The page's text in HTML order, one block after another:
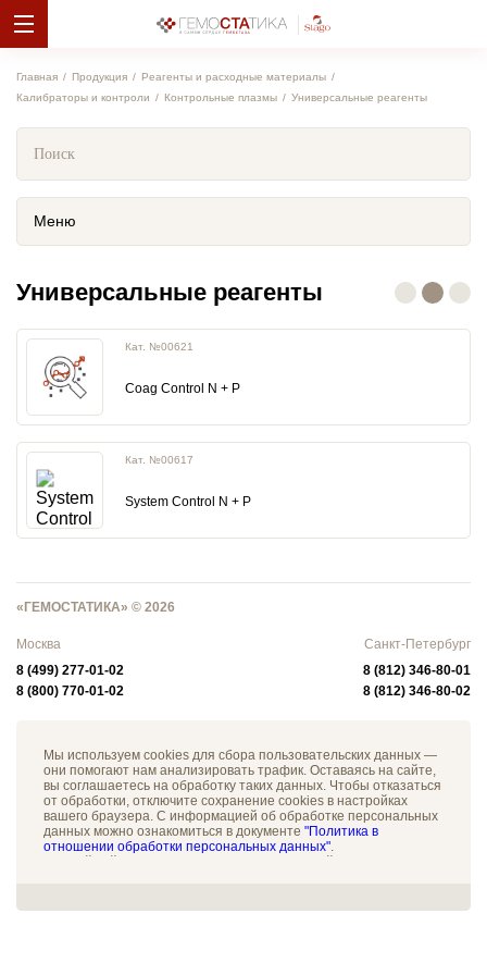
Главная Продукция
Реагенты и расходные материалы
Калибраторы и контроли
Контрольные плазмы Универсальные реагенты
Меню
Универсальные реагенты
Кат. №00621
Coag Control N + P
Кат. №00617
System Control N + P
«ГЕМОСТАТИКА» © 2026
Москва
8 (499) 277-01-02
8 (800) 770-01-02
Санкт-Петербург
8 (812) 346-80-01
8 (812) 346-80-02
Мы используем cookies для сбора пользовательских данных —
они помогают нам анализировать трафик. Оставаясь на сайте,
вы соглашаетесь на обработку таких данных. Чтобы отказаться
от обработки, отключите сохранение cookies в настройках
вашего браузера. С информацией об обработке персональных
данных можно ознакомиться в документе "Политика в
отношении обработки персональных данных".
как оферта или приглашение делать оферты. Сведения о